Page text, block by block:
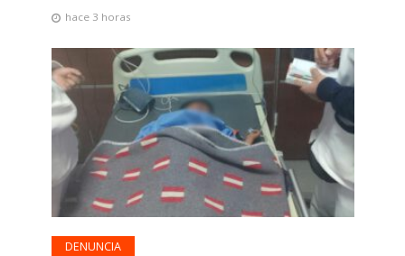
hace 3 horas
DENUNCIA